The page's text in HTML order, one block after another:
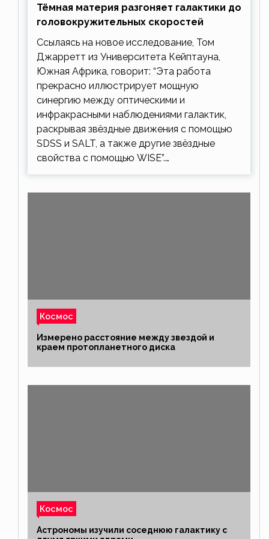
Тёмная материя разгоняет галактики до
головокружительных скоростей
Ссылаясь на новое исследование, Том
Джарретт из Университета Кейптауна,
Южная Африка, говорит: “Эта работа
прекрасно иллюстрирует мощную
синергию между оптическими и
инфракрасными наблюдениями галактик,
раскрывая звёздные движения с помощью
SDSS и SALT, а также другие звёздные
свойства с помощью WISE”.…
Космос
Измерено расстояние между звездой и
краем протопланетного диска
Космос
Астрономы изучили соседнюю галактику с